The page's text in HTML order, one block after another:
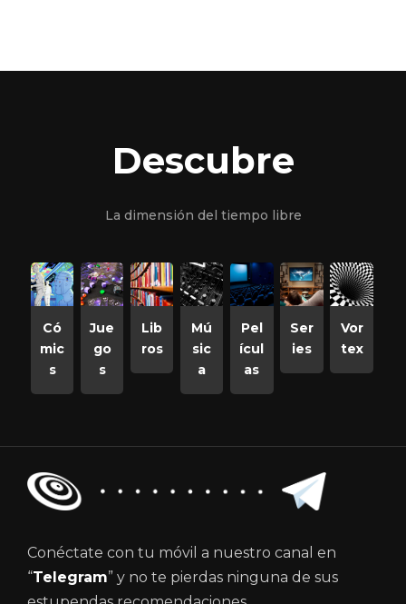
Descubre
La dimensión del tiempo libre
Có
mic
s
Jue
go
s
Lib
ros
Mú
sic
a
Pel
ícul
as
Ser
ies
Vor
tex
Conéctate con tu móvil a nuestro canal en
“Telegram” y no te pierdas ninguna de sus